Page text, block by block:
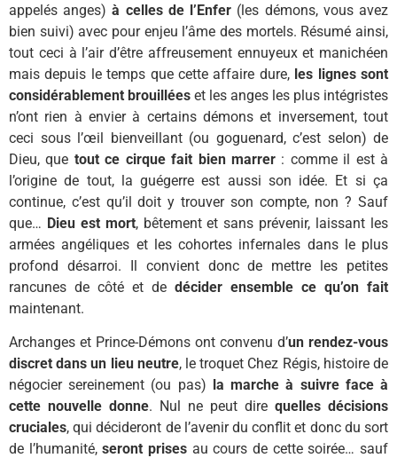
appelés anges) à celles de l’Enfer (les démons, vous avez
bien suivi) avec pour enjeu l’âme des mortels. Résumé ainsi,
tout ceci à l’air d’être affreusement ennuyeux et manichéen
mais depuis le temps que cette affaire dure, les lignes sont
considérablement brouillées et les anges les plus intégristes
n’ont rien à envier à certains démons et inversement, tout
ceci sous l’œil bienveillant (ou goguenard, c’est selon) de
Dieu, que tout ce cirque fait bien marrer: comme il est à
l’origine de tout, la guégerre est aussi son idée. Et si ça
continue, c’est qu’il doit y trouver son compte, non ? Sauf
que… Dieu est mort, bêtement et sans prévenir, laissant les
armées angéliques et les cohortes infernales dans le plus
profond désarroi. Il convient donc de mettre les petites
rancunes de côté et de décider ensemble ce qu’on fait
maintenant.
Archanges et Prince-Démons ont convenu d’un rendez-vous
discret dans un lieu neutre, le troquet Chez Régis, histoire de
négocier sereinement (ou pas) la marche à suivre face à
cette nouvelle donne. Nul ne peut dire quelles décisions
cruciales, qui décideront de l’avenir du conflit et donc du sort
de l’humanité,seront prises au cours de cette soirée… sauf